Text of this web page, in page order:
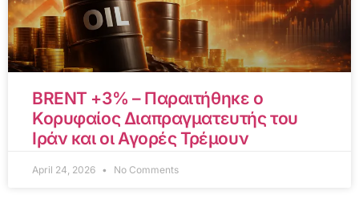
BRENT +3% – Παραιτήθηκε ο
Κορυφαίος Διαπραγματευτής του
Ιράν και οι Αγορές Τρέμουν
April 24, 2026 No Comments